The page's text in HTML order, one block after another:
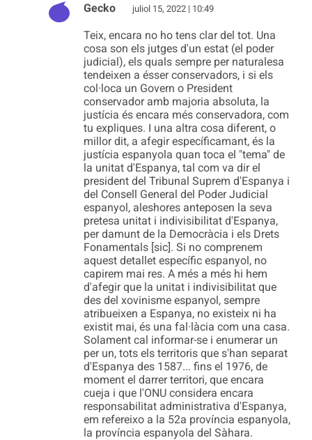
Gecko juliol 15, 2022 | 10:49
Teix, encara no ho tens clar del tot. Una
cosa son els jutges d'un estat (el poder
judicial), els quals sempre per naturalesa
tendeixen a ésser conservadors, i si els
col·loca un Govern o President
conservador amb majoria absoluta, la
justícia és encara més conservadora, com
tu expliques. I una altra cosa diferent, o
millor dit, a afegir específicamant, és la
justícia espanyola quan toca el "tema" de
la unitat d'Espanya, tal com va dir el
president del Tribunal Suprem d'Espanya i
del Consell General del Poder Judicial
espanyol, aleshores anteposen la seva
pretesa unitat i indivisibilitat d'Espanya,
per damunt de la Democràcia i els Drets
Fonamentals [sic]. Si no comprenem
aquest detallet específic espanyol, no
capirem mai res. A més a més hi hem
d'afegir que la unitat i indivisibilitat que
des del xovinisme espanyol, sempre
atribueixen a Espanya, no existeix ni ha
existit mai, és una fal·làcia com una casa.
Solament cal informar-se i enumerar un
per un, tots els territoris que s'han separat
d'Espanya des 1587... fins el 1976, de
moment el darrer territori, que encara
cueja i que l'ONU considera encara
responsabilitat administrativa d'Espanya,
em refereixo a la 52a província espanyola,
la província espanyola del Sàhara.